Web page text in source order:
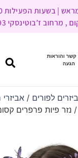
ז’בוטינסקי 93, רמת גן
קשר והוראות
הגעה
לפורים /
/ נזר פיות פרפרים